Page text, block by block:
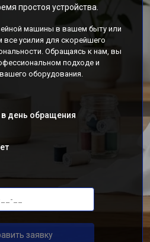
простоя устройства.
машины в вашем быту или
все усилия для скорейшего
Обращаясь к нам, вы
подходе и
оборудования.
день обращения
заявку